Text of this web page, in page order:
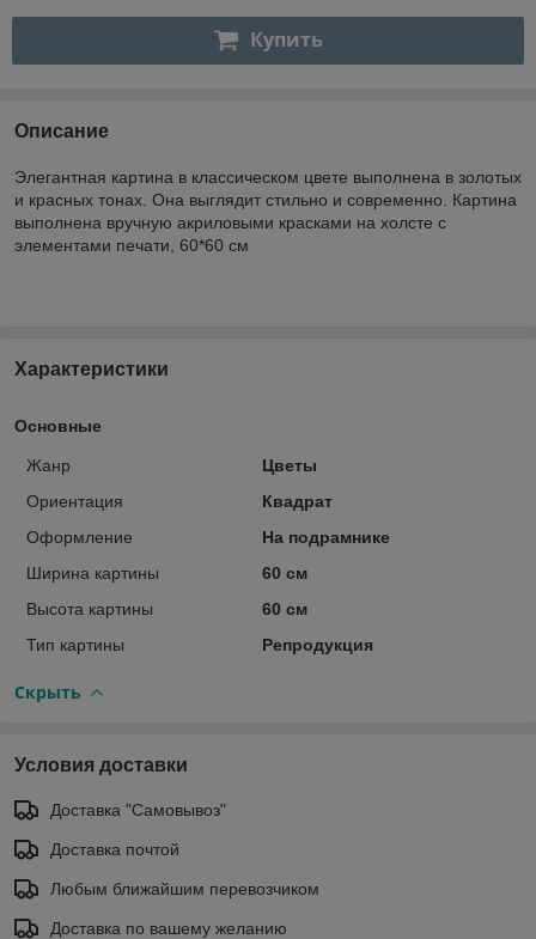
Купить
Описание
Элегантная картина в классическом цвете выполнена в золотых
и красных тонах. Она выглядит стильно и современно. Картина
выполнена вручную акриловыми красками на холсте с
элементами печати, 60*60 см
Характеристики
Основные
Жанр
Цветы
Ориентация
Квадрат
Оформление
На подрамнике
Ширина картины
60 см
Высота картины
60 см
Тип картины
Репродукция
Скрыть
Условия доставки
Доставка "Самовывоз"
Доставка почтой
Любым ближайшим перевозчиком
Доставка по вашему желанию